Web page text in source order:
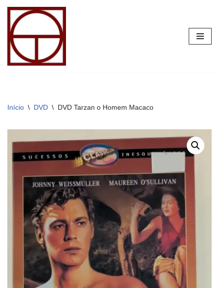
Pular
para
conteúdo
Início \ DVD \ DVD Tarzan o Homem Macaco